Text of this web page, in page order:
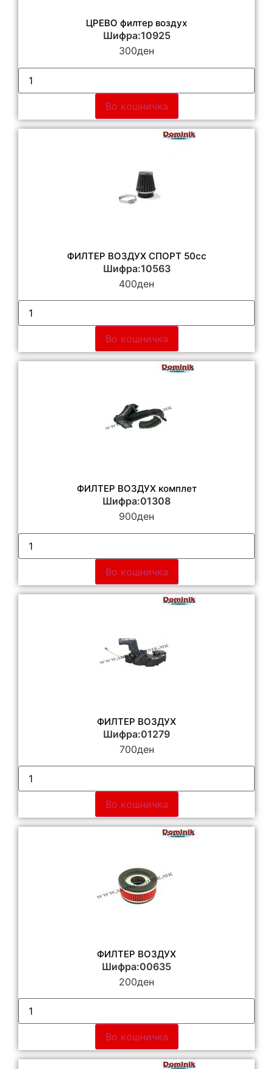
ЦРЕВО филтер воздух
Шифра:10925
300ден
Во кошничка
ФИЛТЕР ВОЗДУХ СПОРТ 50cc
Шифра:10563
400ден
Во кошничка
ФИЛТЕР ВОЗДУХ комплет
Шифра:01308
900ден
Во кошничка
ФИЛТЕР ВОЗДУХ
Шифра:01279
700ден
Во кошничка
ФИЛТЕР ВОЗДУХ
Шифра:00635
200ден
Во кошничка